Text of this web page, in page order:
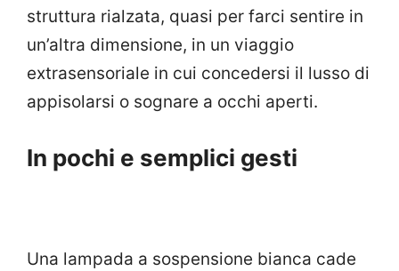
struttura rialzata, quasi per farci sentire in
un’altra dimensione, in un viaggio
extrasensoriale in cui concedersi il lusso di
appisolarsi o sognare a occhi aperti.
In pochi e semplici gesti
Una lampada a sospensione bianca cade